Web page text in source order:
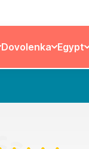
Dovolenka Egypt